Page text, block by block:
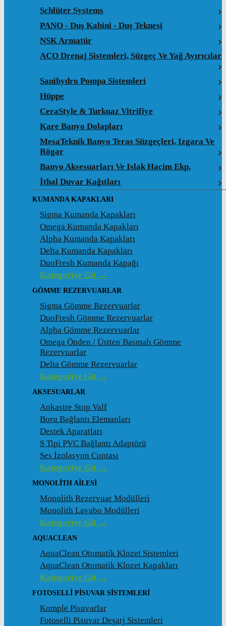
Schlüter Systems
PANO - Duş Kabini - Duş Teknesi
NSK Armatür
ACO Drenaj Sistemleri, Süzgeç Ve Yağ Ayırıcılar
Sanihydro Pompa Sistemleri
Hüppe
CeraStyle & Turkuaz Vitrifiye
Kare Banyo Dolapları
MesaTeknik Banyo Teras Süzgeçleri, Izgara Ve
Rögar
Banyo Aksesuarları Ve Islak Hacim Ekp.
İthal Duvar Kağıtları
KUMANDA KAPAKLARI
Sigma Kumanda Kapakları
Omega Kumanda Kapakları
Alpha Kumanda Kapakları
Delta Kumanda Kapakları
DuoFresh Kumanda Kapağı
Kategoriye Git →
GÖMME REZERVUARLAR
Sigma Gömme Rezervuarlar
DuoFresh Gömme Rezervuarlar
Alpha Gömme Rezervuarlar
Omega Önden / Üstten Basmalı Gömme
Rezervuarlar
Delta Gömme Rezervuarlar
Kategoriye Git →
AKSESUARLAR
Ankastre Stop Valf
Boru Bağlantı Elemanları
Destek Aparatları
S Tipi PVC Bağlantı Adaptörü
Ses İzolasyon Contası
Kategoriye Git →
MONOLITH AILESI
Monolith Rezervuar Modülleri
Monolith Lavabo Modülleri
Kategoriye Git →
AQUACLEAN
AquaClean Otomatik Klozet Sistemleri
AquaClean Otomatik Klozet Kapakları
Kategoriye Git →
FOTOSELLI PISUVAR SISTEMLERI
Komple Pisuvarlar
Fotoselli Pisuvar Deşarj Sistemleri